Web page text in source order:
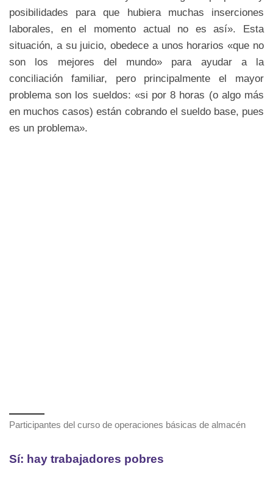
posibilidades para que hubiera muchas inserciones
laborales, en el momento actual no es así». Esta
situación, a su juicio, obedece a unos horarios «que no
son los mejores del mundo» para ayudar a la
conciliación familiar, pero principalmente el mayor
problema son los sueldos: «si por 8 horas (o algo más
en muchos casos) están cobrando el sueldo base, pues
es un problema».
Participantes del curso de operaciones básicas de almacén
Sí: hay trabajadores pobres